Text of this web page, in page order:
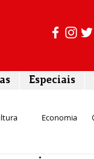
Especiais
Economia